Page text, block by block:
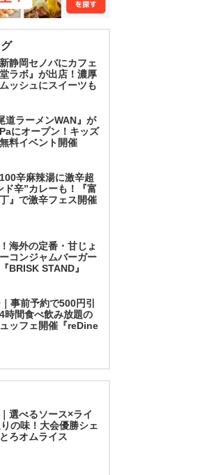
静岡セノバにカフェ
堂ラボ』が出店！濃厚
ッシュにスイーツも
道ラーメンWAN』が
にオープン！キッズ
料イベント開催
辛麻辣湯に激辛超
ド辛”カレーも！『富
』で激辛フェス開催
海外の定番・甘じょ
コンジャムバーガー
BRISK STAND』
事前予約で500円引
時間食べ飲み放題の
ッフェ開催『reDine
選べるソース×ライ
の味！大会優勝シェ
ろオムライス